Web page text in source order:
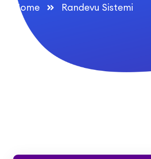
Home Randevu Sistemi